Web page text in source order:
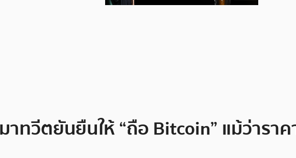
ทวีตยันยืนให้ “ถือ Bitcoin” แม้ว่าราค